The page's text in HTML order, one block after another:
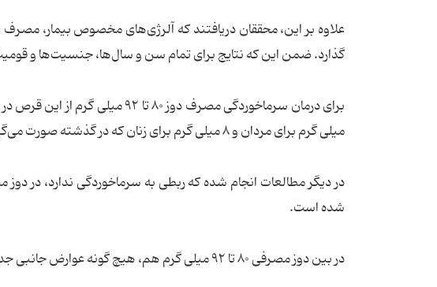
علاوه بر این، محققان دریافتند که آلرژی‌های مخصوص بیمار، مصرف
گذارد. ضمن این که نتایج برای تمام سن و سال‌ها، جنسیت‌ها و
میلی گرم برای مردان و ۸ میلی گرم برای زنان که در گذشته صورت می‌گرفت بسیار بیشتر است.
شده است.
در بین دوز مصرفی ۸۰ تا ۹۲ میلی گرم هم، هیچ گونه عوارض جانبی جدی در بیماران مصرف کننده مشاهده نشد.